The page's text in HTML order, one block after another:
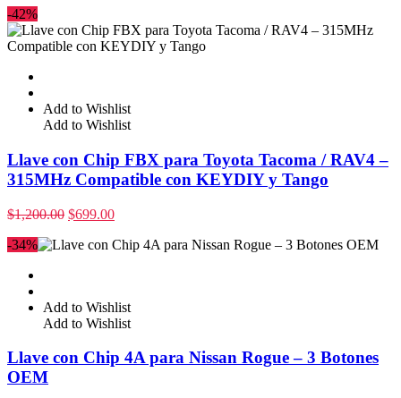
-42%
Add to Wishlist
Add to Wishlist
Llave con Chip FBX para Toyota Tacoma / RAV4 –
315MHz Compatible con KEYDIY y Tango
$1,200.00 $699.00
-34%
Add to Wishlist
Add to Wishlist
Llave con Chip 4A para Nissan Rogue – 3 Botones
OEM